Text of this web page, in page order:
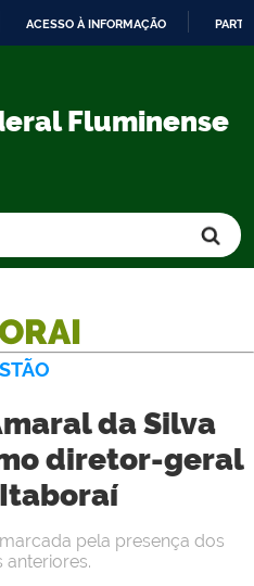
CONTEÚDO
ACESSO À INFORMAÇÃO
Fluminense
da Silva
diretor-geral
pela presença dos
anteriores.